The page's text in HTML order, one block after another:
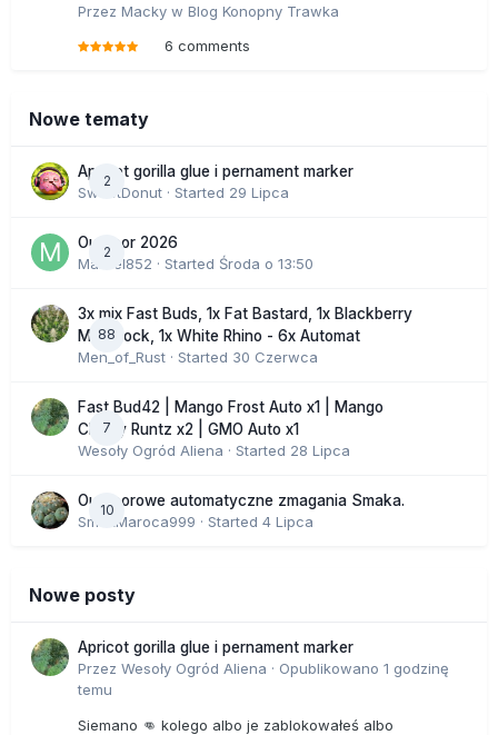
Przez Macky w Blog Konopny Trawka
6 comments
Nowe tematy
2
Apricot gorilla glue i pernament marker
SweetDonut · Started 29 Lipca
2
Outdoor 2026
Marcel852 · Started Środa o 13:50
88
3x mix Fast Buds, 1x Fat Bastard, 1x Blackberry
Moonrock, 1x White Rhino - 6x Automat
Men_of_Rust · Started 30 Czerwca
7
Fast Bud42 | Mango Frost Auto x1 | Mango
Cherry Runtz x2 | GMO Auto x1
Wesoły Ogród Aliena · Started 28 Lipca
10
Outdoorowe automatyczne zmagania Smaka.
SmakMaroca999 · Started 4 Lipca
Nowe posty
Apricot gorilla glue i pernament marker
Przez Wesoły Ogród Aliena · Opublikowano 1 godzinę
temu
Siemano 👊 kolego albo je zablokowałeś albo